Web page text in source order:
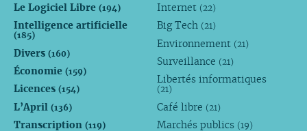
Le Logiciel Libre (194)
Intelligence artificielle
(185)
Divers (160)
Économie (159)
Licences (154)
L’April (136)
Transcription (119)
Internet (22)
Big Tech (21)
Environnement (21)
Surveillance (21)
Libertés informatiques
(21)
Café libre (21)
Marchés publics (19)